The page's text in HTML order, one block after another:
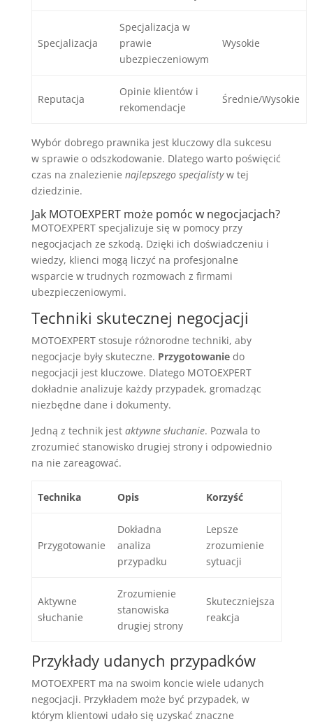
Specjalizacja
Specjalizacja w
prawie
ubezpieczeniowym
Wysokie
Reputacja
Opinie klientów i
rekomendacje
Średnie/Wysokie
Wybór dobrego prawnika jest kluczowy dla sukcesu
w sprawie o odszkodowanie. Dlatego warto poświęcić
czas na znalezienie najlepszego specjalistyw tej
dziedzinie.
Jak MOTOEXPERT może pomóc w negocjacjach?
MOTOEXPERT specjalizuje się w pomocy przy
negocjacjach ze szkodą. Dzięki ich doświadczeniu i
wiedzy, klienci mogą liczyć na profesjonalne
wsparcie w trudnych rozmowach z firmami
ubezpieczeniowymi.
Techniki skutecznej negocjacji
MOTOEXPERT stosuje różnorodne techniki, aby
negocjacje były skuteczne. Przygotowaniedo
negocjacji jest kluczowe. Dlatego MOTOEXPERT
dokładnie analizuje każdy przypadek, gromadząc
niezbędne dane i dokumenty.
Jedną z technik jest aktywne słuchanie. Pozwala to
zrozumieć stanowisko drugiej strony i odpowiednio
na nie zareagować.
Technika Opis Korzyść
Przygotowanie
Dokładna
analiza
przypadku
Lepsze
zrozumienie
sytuacji
Aktywne
słuchanie
Zrozumienie
stanowiska
drugiej strony
Skuteczniejsza
reakcja
Przykłady udanych przypadków
MOTOEXPERT ma na swoim koncie wiele udanych
negocjacji. Przykładem może być przypadek, w
którym klientowi udało się uzyskać znaczne